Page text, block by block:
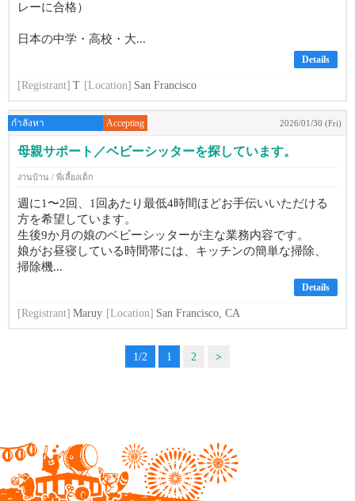
レーに合格）
日本の中学・高校・大...
Details
[Registrant] T [Location] San Francisco
กำลังหา Accepting 2026/01/30 (Fri)
母親サポート／ベビーシッターを探しています。
งานบ้าน / พี่เลี้ยงเด็ก
週に1〜2回、1回あたり最低4時間ほどお手伝いいただける
方を希望しています。
生後9か月の娘のベビーシッターが主な業務内容です。
娘がお昼寝している時間帯には、キッチンの簡単な掃除、
掃除機...
Details
[Registrant] Maruy [Location] San Francisco, CA
1/2 1 2 >